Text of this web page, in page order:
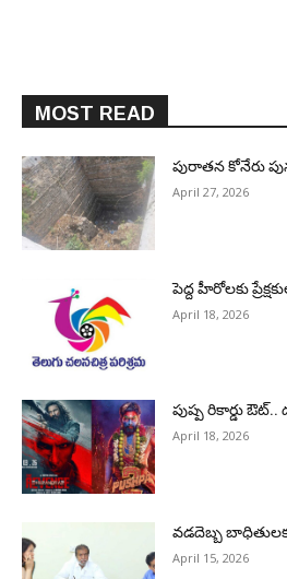
MOST READ
పురాత‌న కోనేరు
April 27, 2026
పెద్ద హీరోల‌కు
April 18, 2026
పుష్ప రికార్డు
April 18, 2026
వడదెబ్బ
April 15, 2026